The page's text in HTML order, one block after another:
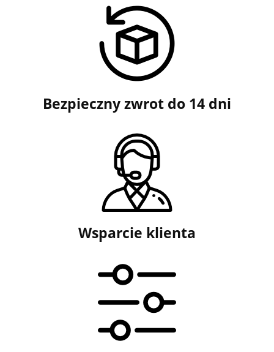
Bezpieczny zwrot do 14 dni
Wsparcie klienta